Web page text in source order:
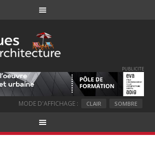
PUBLICITE
MODE D'AFFICHAGE : CLAIR SOMBRE